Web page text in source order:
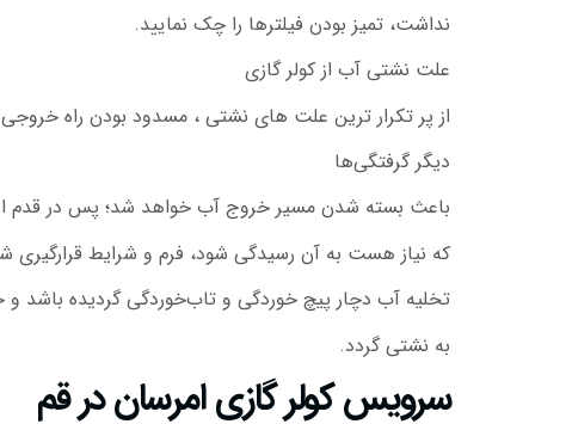
نداشت، تمیز بودن فیلترها را چک نمایید.
علت نشتی آب از کولر گازی
از پر تکرار ترین علت های نشتی ، مسدود بودن راه
دیگر گرفتگی‌ها
باعث بسته شدن مسیر خروج آب خواهد شد؛ پس در قدم
که نیاز هست به آن رسیدگی شود، فرم و شرایط
تخلیه آب دچار پیچ خوردگی و تاب‌خوردگی گردیده باشد
به نشتی گردد.
سرویس کولر گازی امرسان در قم